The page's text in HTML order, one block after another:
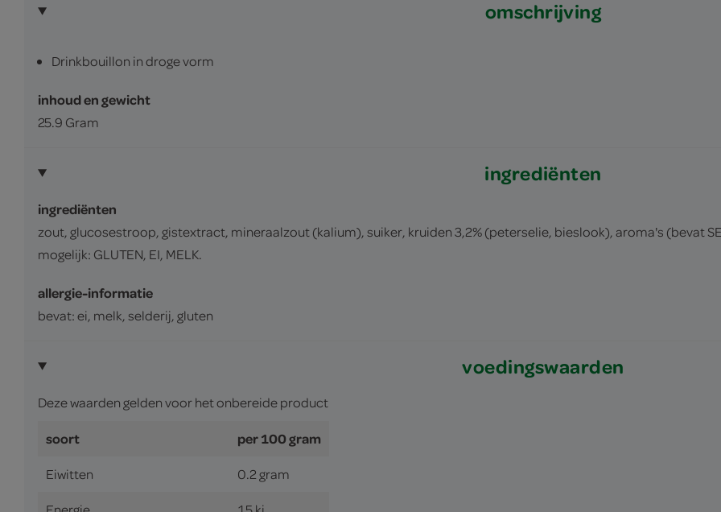
omschrijving
Drinkbouillon in droge vorm
inhoud en gewicht
25.9 Gram
ingrediënten
ingrediënten
zout, glucosestroop, gistextract, mineraalzout (kalium), suiker, kruiden 3,2% (peterselie, bieslook), aroma's (bevat
mogelijk: GLUTEN, EI, MELK.
allergie-informatie
bevat: ei, melk, selderij, gluten
voedingswaarden
Deze waarden gelden voor het onbereide product
soort per 100 gram
Eiwitten 0.2 gram